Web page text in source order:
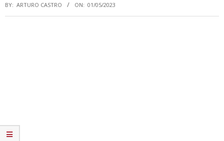
BY: ARTURO CASTRO ON: 01/05/2023